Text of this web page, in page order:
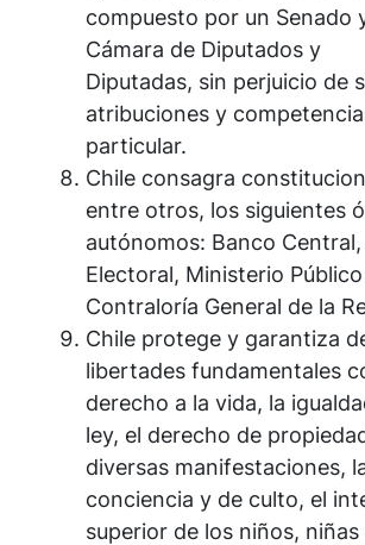
compuesto por un Senado
Cámara de Diputados y
Diputadas, sin perjuicio de
atribuciones y
particular.
Chile consagra
entre otros, los siguientes
autónomos: Banco
Electoral, Ministerio
Contraloría General de la
Chile protege y garantiza
libertades fundamentales
derecho a la vida, la
ley, el derecho de
diversas manifestaciones,
conciencia y de culto, el
superior de los niños, niñas